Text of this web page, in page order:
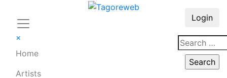
×
Home
Artists
Login